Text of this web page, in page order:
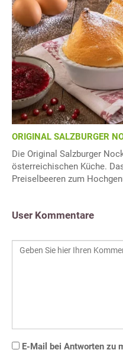
ORIGINAL SALZBURGER
Die Original Salzburger
österreichischen Küche.
Preiselbeeren zum
User Kommentare
E-Mail bei Antworten zu